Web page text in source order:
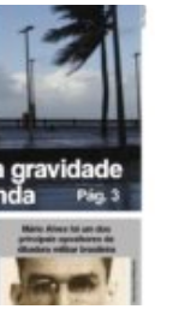
Agosto De